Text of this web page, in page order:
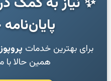
برای بهترین خدمات
همین حالا با